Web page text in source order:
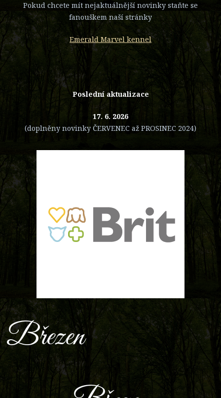
Pokud chcete mít nejaktuálnější novinky staňte se
fanouškem naší stránky
Emerald Marvel kennel
Poslední aktualizace
17. 6. 2026
(doplněny novinky ČERVENEC až PROSINEC 2024)
Březen